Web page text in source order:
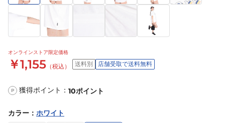
オンラインストア限定価格
￥1,155 （税込） 送料別 店舗受取で送料無料
P 獲得ポイント： 10ポイント
カラー ： ホワイト